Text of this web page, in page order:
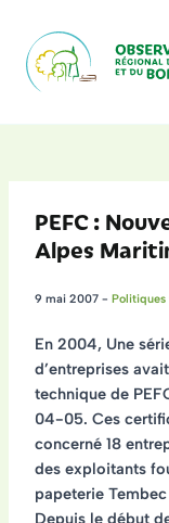
contenu
PEFC :
Alpes
9 mai 2007 - Politiques
En 2004, Une
d’entreprises
technique de
04-05. Ces
concerné 18
des exploitants
papeterie
Depuis le début